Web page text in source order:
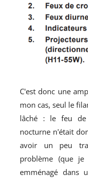
C'est donc une
mon cas, seul le
lâché : le feu de
nocturne n'était
avoir un peu
problème (que
emménagé dans